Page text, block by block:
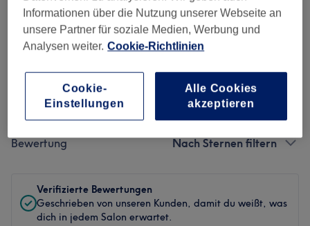
Behandlung Alle Bewertungen
Bewertung Nach Sternen filtern
Verifizierte Bewertungen
Geschrieben von unseren Kunden, damit du weißt, was
dich in jedem Salon erwartet.
Informationen über die Nutzung unserer Webseite an
unsere Partner für soziale Medien, Werbung und
Analysen weiter. Cookie-Richtlinien
Cookie-
Einstellungen
Alle Cookies
akzeptieren